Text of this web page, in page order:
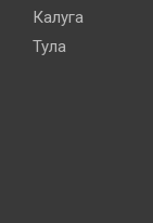
Калуга
Тула